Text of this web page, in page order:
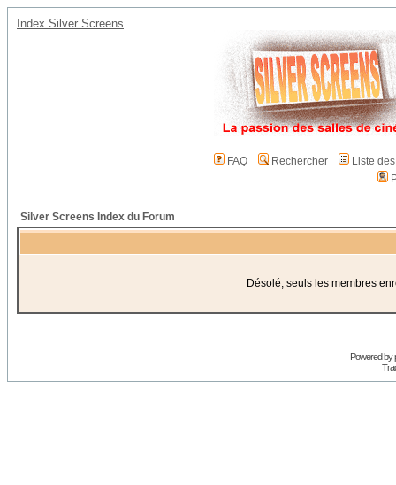
Index Silver Screens
FAQ Rechercher
Liste
Silver Screens Index du Forum
Désolé, seuls les membres
Powered by